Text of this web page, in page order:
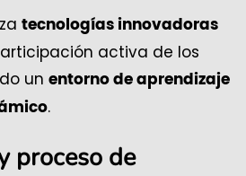
tecnologías innovadoras
activa de los
un entorno de aprendizaje
.
proceso de